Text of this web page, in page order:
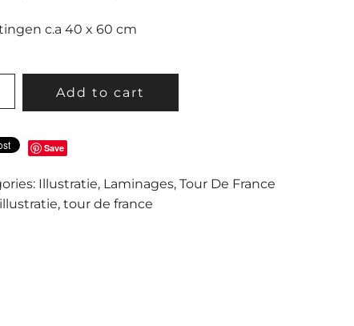
c.a 40 x 60 cm
Add to cart
Save
Illustratie, Laminages,Tour De France
illustratie,tour de france